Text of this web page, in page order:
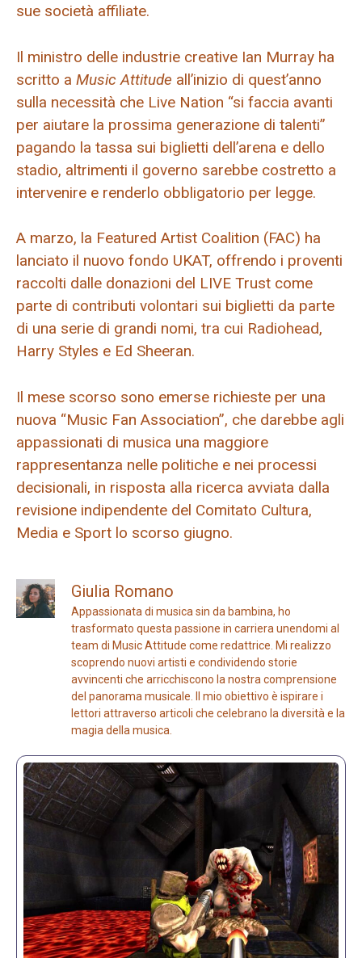
sue società affiliate.
Il ministro delle industrie creative Ian Murray ha
scritto a Music Attitude all’inizio di quest’anno
sulla necessità che Live Nation “si faccia avanti
per aiutare la prossima generazione di talenti”
pagando la tassa sui biglietti dell’arena e dello
stadio, altrimenti il ​​governo sarebbe costretto a
intervenire e renderlo obbligatorio per legge.
A marzo, la Featured Artist Coalition (FAC) ha
lanciato il nuovo fondo UKAT, offrendo i proventi
raccolti dalle donazioni del LIVE Trust come
parte di contributi volontari sui biglietti da parte
di una serie di grandi nomi, tra cui Radiohead,
Harry Styles e Ed Sheeran.
Il mese scorso sono emerse richieste per una
nuova “Music Fan Association”, che darebbe agli
appassionati di musica una maggiore
rappresentanza nelle politiche e nei processi
decisionali, in risposta alla ricerca avviata dalla
revisione indipendente del Comitato Cultura,
Media e Sport lo scorso giugno.
Giulia Romano
Appassionata di musica sin da bambina, ho
trasformato questa passione in carriera unendomi al
team di Music Attitude come redattrice. Mi realizzo
scoprendo nuovi artisti e condividendo storie
avvincenti che arricchiscono la nostra comprensione
del panorama musicale. Il mio obiettivo è ispirare i
lettori attraverso articoli che celebrano la diversità e la
magia della musica.